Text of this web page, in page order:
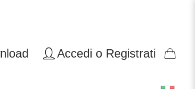
Accedi o Registrati